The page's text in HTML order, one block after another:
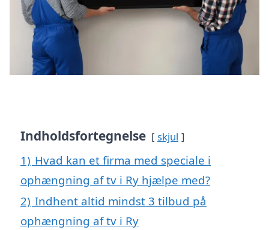
Indholdsfortegnelse skjul
1) Hvad kan et firma med speciale i
ophængning af tv i Ry hjælpe med?
2) Indhent altid mindst 3 tilbud på
ophængning af tv i Ry